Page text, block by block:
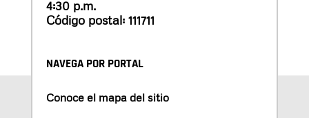
4:30 p.m.
Código postal: 111711
NAVEGA POR PORTAL
Conoce el mapa del sitio